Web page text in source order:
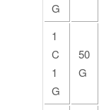
G
1
C
1
G
50
G